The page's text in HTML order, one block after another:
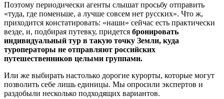
Поэтому периодически агенты слышат просьбу отправить
«туда, где поменьше, а лучше совсем нет русских». Что ж,
приходится констатировать: «наши» сейчас есть практически
везде, и, подбирая путевку, придется бронировать
индивидуальный тур в такую точку Земли, куда
туроператоры не отправляют российских
путешественников целыми группами.
Или же выбирать настолько дорогие курорты, которые могут
позволить себе лишь единицы. Мы опросили экспертов и
раздобыли несколько подходящих вариантов.